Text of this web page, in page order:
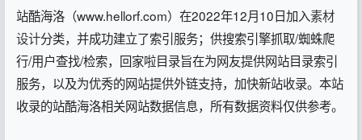
站酷海洛（www.hellorf.com）在2022年12月10日加入素材
设计分类，并成功建立了索引服务；供搜索引擎抓取/蜘蛛爬
行/用户查找/检索，回家啦目录旨在为网友提供网站目录索引
服务，以及为优秀的网站提供外链支持，加快新站收录。本站
收录的站酷海洛相关网站数据信息，所有数据资料仅供参考。